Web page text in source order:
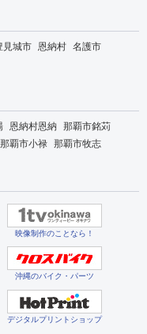
見城市 恩納村 名護市
恩納村恩納 那覇市銘苅
那覇市小禄 那覇市牧志
映像制作のことなら！
沖縄のバイク・パーツ
デジタルプリントショップ